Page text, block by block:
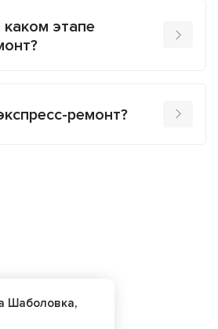
каком этапе
ремонт?
Шаболовка,